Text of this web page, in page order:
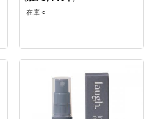
在庫 ○